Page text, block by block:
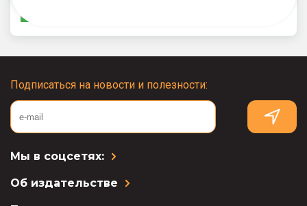
Подписаться на новости и полезности:
Мы в соцсетях:
Об издательстве